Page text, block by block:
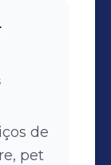
de
pet